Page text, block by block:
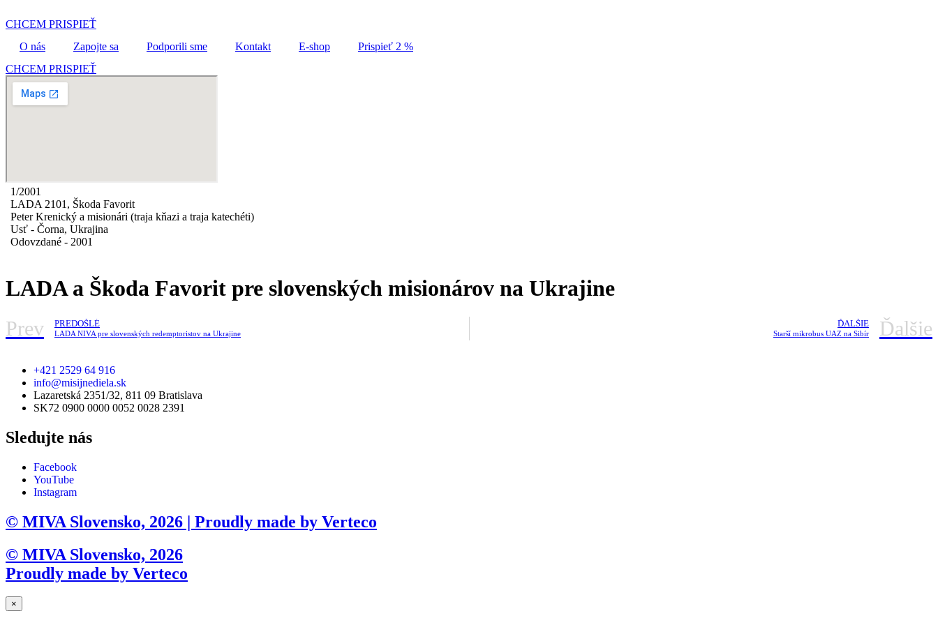
na
CHCEM PRISPIEŤ
O nás
Zapojte sa Podporili sme Kontakt E-shop
Prispieť 2 %
CHCEM PRISPIEŤ
1/2001
LADA 2101, Škoda Favorit
Peter Krenický a misionári (traja kňazi a traja katechéti)
Usť - Čorna, Ukrajina
Odovzdané - 2001
LADA a Škoda Favorit pre slovenských misionárov na Ukrajine
Prev PREDOŠLÉ
LADA NIVA pre slovenských redemptoristov na Ukrajine
ĎALŠIE
Starší mikrobus UAZ na Sibír Ďalšie
+421 2529 64 916
info@misijnediela.sk
Lazaretská 2351/32, 811 09 Bratislava
SK72 0900 0000 0052 0028 2391
Sledujte nás
Facebook
YouTube
Instagram
© MIVA Slovensko, 2026 | Proudly made by Verteco
© MIVA Slovensko, 2026
Proudly made by Verteco
×